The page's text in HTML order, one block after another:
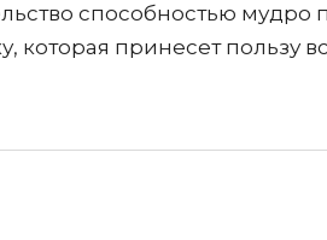
способностью мудро
которая принесет пользу